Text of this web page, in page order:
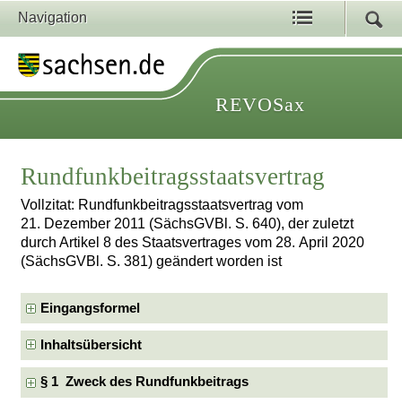
Navigation
REVOSax
Rundfunkbeitragsstaatsvertrag
Vollzitat: Rundfunkbeitragsstaatsvertrag vom
21. Dezember 2011 (SächsGVBl. S. 640), der zuletzt
durch Artikel 8 des Staatsvertrages vom 28. April 2020
(SächsGVBl. S. 381) geändert worden ist
Eingangsformel
Inhaltsübersicht
§ 1 Zweck des Rundfunkbeitrags